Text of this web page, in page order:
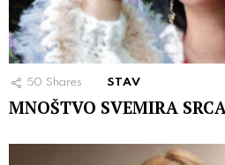
50 Shares STAV
MNOŠTVO SVEMIRA